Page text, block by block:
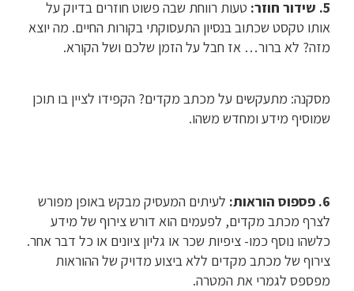
5. שידור חוזר:
טעות רווחת שבה פשוט חוזרים בדיוק על
אותו טקסט שכתוב בנסיון התעסוקתי בקורות החיים. מה יוצא
מזה? לא ברור… אז חבל על הזמן שלכם ושל הקורא.
מסקנה: מתעקשים על מכתב מקדים? הקפידו לציין בו תוכן
שמוסיף מידע ומחדש משהו.
6. פספוס הוראות:
לעיתים המעסיק מבקש באופן מפורש
לצרף מכתב מקדים, לפעמים הוא דורש צירוף של מידע
כלשהו נוסף כמו- ציפיות שכר או גליון ציונים או כל דבר אחר.
צירוף של מכתב מקדים ללא ביצוע מדויק של ההוראות
מפספס לגמרי את המטרה.